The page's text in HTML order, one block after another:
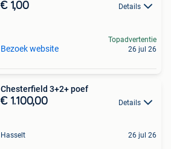
€ 1,00 Details
Bezoek website
Topadvertentie
26 jul 26
Chesterfield 3+2+ poef
€ 1.100,00 Details
Hasselt 26 jul 26